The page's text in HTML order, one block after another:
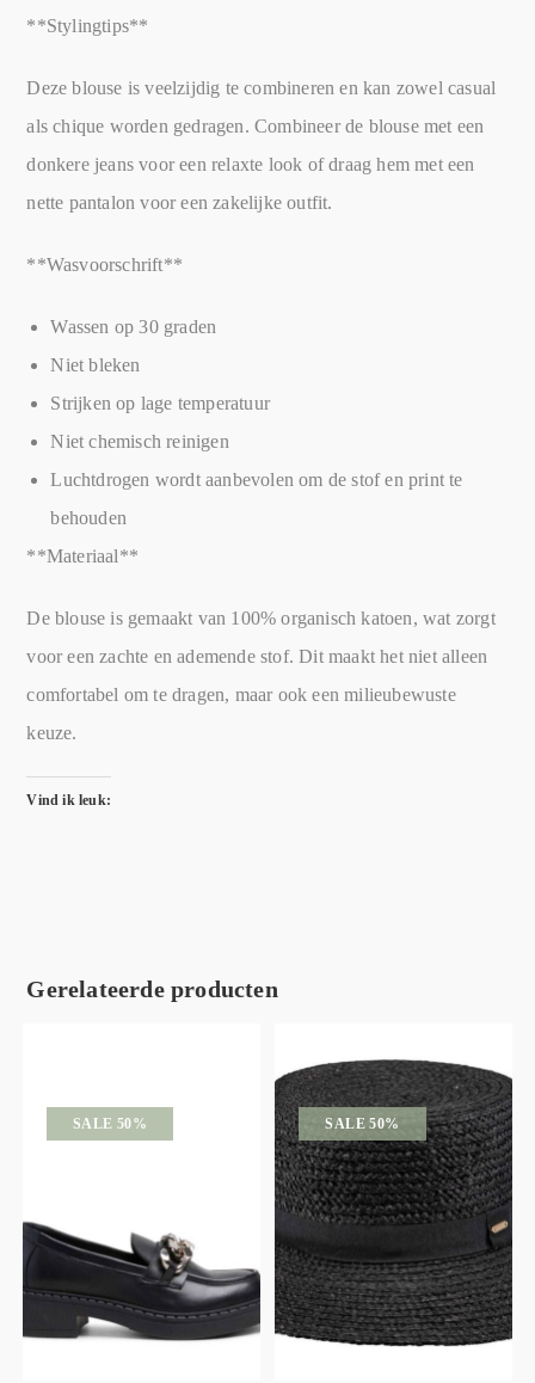
**Stylingtips**
Deze blouse is veelzijdig te combineren en kan zowel casual
als chique worden gedragen. Combineer de blouse met een
donkere jeans voor een relaxte look of draag hem met een
nette pantalon voor een zakelijke outfit.
**Wasvoorschrift**
Wassen op 30 graden
Niet bleken
Strijken op lage temperatuur
Niet chemisch reinigen
Luchtdrogen wordt aanbevolen om de stof en print te
behouden
**Materiaal**
De blouse is gemaakt van 100% organisch katoen, wat zorgt
voor een zachte en ademende stof. Dit maakt het niet alleen
comfortabel om te dragen, maar ook een milieubewuste
keuze.
Vind ik leuk:
Gerelateerde producten
SALE 50% SALE 50%